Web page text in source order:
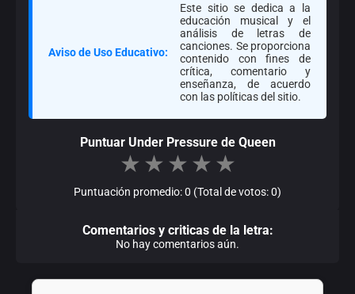
Aviso de Uso Educativo:
Este sitio se dedica a la
educación musical y el
análisis de letras de
canciones. Se proporciona
contenido con fines de
crítica, comentario y
enseñanza, de acuerdo
con las políticas del sitio.
Puntuar Under Pressure de Queen
★ ★ ★ ★ ★
Puntuación promedio: 0 (Total de votos: 0)
Comentarios y criticas de la letra:
No hay comentarios aún.